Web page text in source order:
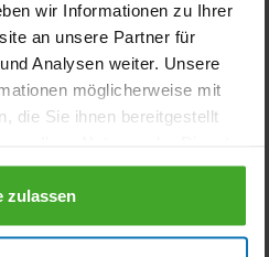
wir Informationen zu Ihrer
an unsere Partner für
Analysen weiter. Unsere
möglicherweise mit
die Sie ihnen bereitgestellt
zulassen
Schädlingsbekämpfungssc
hlauch Typ Agrio